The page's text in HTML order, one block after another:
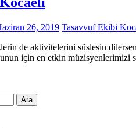
26, 2019 Tasavvuf Ekibi
de aktivitelerini süslesin
için en etkin müzisyenlerimizi
Ara